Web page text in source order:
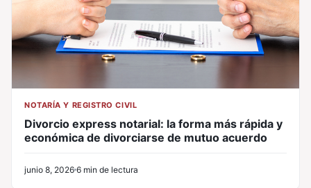
NOTARÍA Y REGISTRO CIVIL
Divorcio express notarial: la forma más rápida y
económica de divorciarse de mutuo acuerdo
junio 8, 2026 6 min de lectura